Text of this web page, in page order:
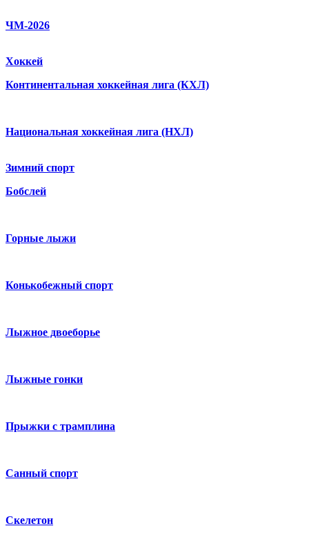
ЧМ-2026
Хоккей
Континентальная хоккейная лига (КХЛ)
Национальная хоккейная лига (НХЛ)
Зимний спорт
Бобслей
Горные лыжи
Конькобежный спорт
Лыжное двоеборье
Лыжные гонки
Прыжки с трамплина
Санный спорт
Скелетон